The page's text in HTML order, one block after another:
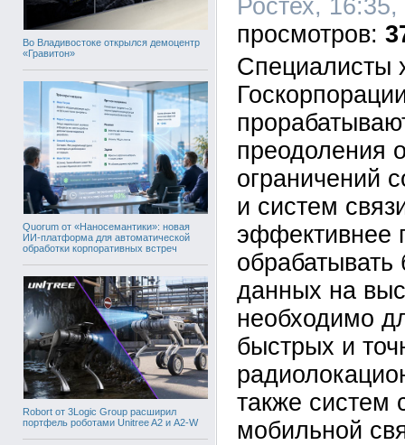
Во Владивостоке открылся демоцентр
«Гравитон»
Quorum от «Наносемантики»: новая
ИИ-платформа для автоматической
обработки корпоративных встреч
Robort от 3Logic Group расширил
портфель роботами Unitree A2 и A2-W
Ростех,
Специалисты
преодоления
ограничений
и систем
эффективнее
данных на
необходимо
быстрых и
также систем
мобильной